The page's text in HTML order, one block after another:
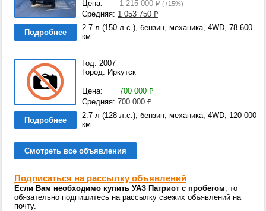
Цена: 1 215 000 ₽ (+15%)
Средняя: 1 053 750 ₽
Подробнее
2.7 л (150 л.с.), бензин, механика, 4WD, 78 600
км
Год: 2007
Город: Иркутск
Цена: 700 000 ₽
Средняя: 700 000 ₽
Подробнее
2.7 л (128 л.с.), бензин, механика, 4WD, 120 000
км
Смотреть все объявления
Подписаться на рассылку объявлений
Если Вам необходимо купить УАЗ Патриот с пробегом, то
обязательно подпишитесь на рассылку свежих объявлений на
почту.